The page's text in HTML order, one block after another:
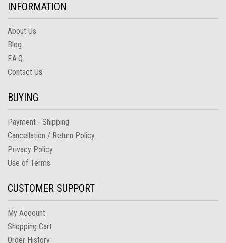
INFORMATION
About Us
Blog
F.A.Q.
Contact Us
BUYING
Payment - Shipping
Cancellation / Return Policy
Privacy Policy
Use of Terms
CUSTOMER SUPPORT
My Account
Shopping Cart
Order History